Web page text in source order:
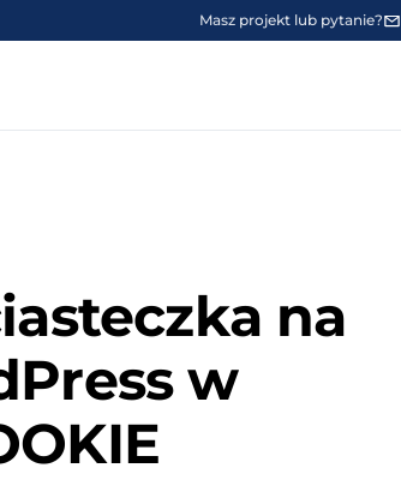
Masz projekt lub pytanie?
na
w